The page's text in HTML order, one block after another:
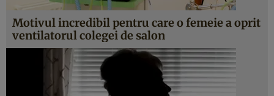
Motivul incredibil pentru care o femeie a oprit
ventilatorul colegei de salon